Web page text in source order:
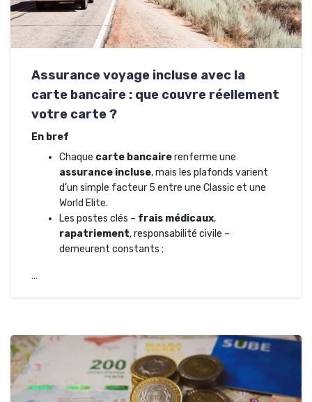
Assurance voyage incluse avec la
carte bancaire : que couvre réellement
votre carte ?
En bref
Chaque carte bancairerenferme une
assurance incluse, mais les plafonds varient
d’un simple facteur 5 entre une Classic et une
World Elite.
Les postes clés – frais médicaux,
rapatriement, responsabilité civile –
demeurent constants ;
…